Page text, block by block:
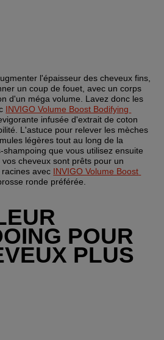
l'épaisseur des cheveux fins,
un coup de fouet, avec un corps
d'un méga volume. Lavez donc les
INVIGO Volume Boost Bodifying
infusée d'extrait de coton
L'astuce pour relever les mèches
légères tout au long de la
que vous utilisez ensuite
cheveux sont prêts pour un
avec INVIGO Volume Boost
ronde préférée.
POUR
PLUS